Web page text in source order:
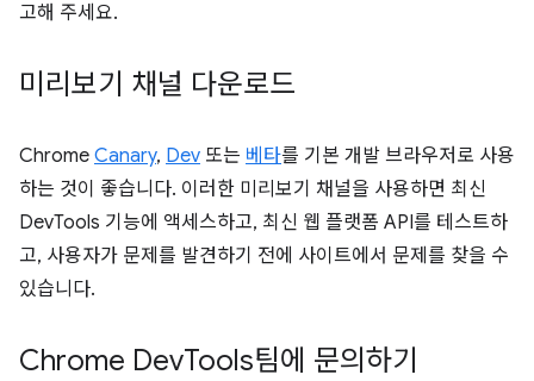
고해 주세요.
미리보기 채널 다운로드
Chrome Canary, Dev 또는 베타를 기본 개발 브라우저로 사용
하는 것이 좋습니다. 이러한 미리보기 채널을 사용하면 최신
DevTools 기능에 액세스하고, 최신 웹 플랫폼 API를 테스트하
고, 사용자가 문제를 발견하기 전에 사이트에서 문제를 찾을 수
있습니다.
Chrome DevTools팀에 문의하기